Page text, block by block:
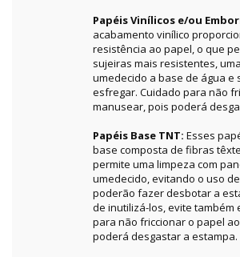
Papéis Vinílicos e/ou
acabamento vinílico
resistência ao papel, o que
sujeiras mais resistentes,
umedecido a base de água e
esfregar. Cuidado para não
manusear, pois poderá
Papéis Base TNT: Esses
base composta de fibras
permite uma limpeza com
umedecido, evitando o uso
poderão fazer desbotar a
de inutilizá-los, evite também
para não friccionar o papel
poderá desgastar a estampa.